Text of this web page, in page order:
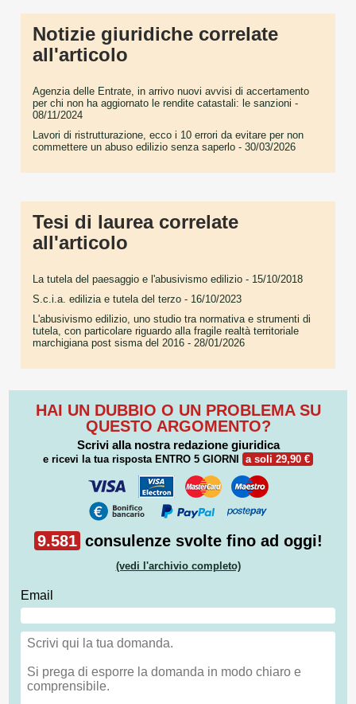
Notizie giuridiche correlate
all'articolo
Agenzia delle Entrate, in arrivo nuovi avvisi di accertamento
per chi non ha aggiornato le rendite catastali: le sanzioni -
08/11/2024
Lavori di ristrutturazione, ecco i 10 errori da evitare per non
commettere un abuso edilizio senza saperlo - 30/03/2026
Tesi di laurea correlate
all'articolo
La tutela del paesaggio e l'abusivismo edilizio - 15/10/2018
S.c.i.a. edilizia e tutela del terzo - 16/10/2023
L'abusivismo edilizio, uno studio tra normativa e strumenti di
tutela, con particolare riguardo alla fragile realtà territoriale
marchigiana post sisma del 2016 - 28/01/2026
HAI UN DUBBIO O UN PROBLEMA SU
QUESTO ARGOMENTO?
Scrivi alla nostra redazione giuridica
e ricevi la tua risposta ENTRO 5 GIORNI a soli 29,90 €
9.581 consulenze svolte fino ad oggi!
(vedi l'archivio completo)
Email